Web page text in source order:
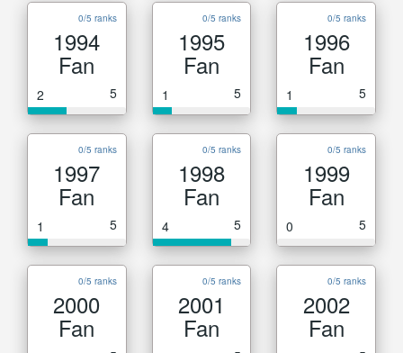
0/5 ranks
1994
Fan
2 5
0/5 ranks
1995
Fan
1 5
0/5 ranks
1996
Fan
1 5
0/5 ranks
1997
Fan
1 5
0/5 ranks
1998
Fan
4 5
0/5 ranks
1999
Fan
0 5
0/5 ranks
2000
Fan
0/5 ranks
2001
Fan
0/5 ranks
2002
Fan